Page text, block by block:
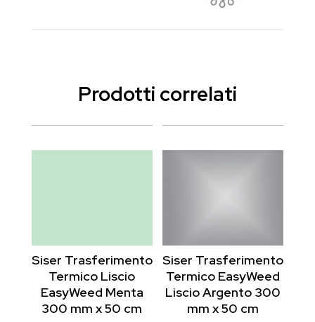
Prodotti correlati
Siser Trasferimento
Termico Liscio
EasyWeed Menta
300 mm x 50 cm
Siser Trasferimento
Termico EasyWeed
Liscio Argento 300
mm x 50 cm